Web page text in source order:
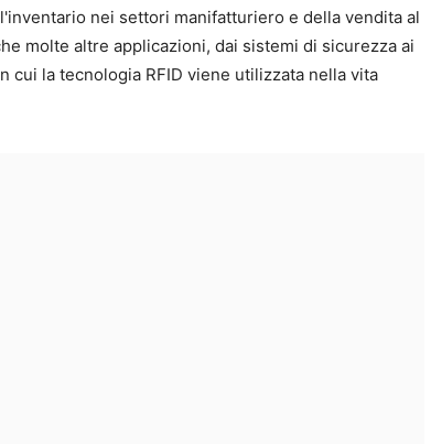
nei settori manifatturiero e della vendita al
molte altre applicazioni, dai sistemi di sicurezza ai
cui la tecnologia RFID viene utilizzata nella vita